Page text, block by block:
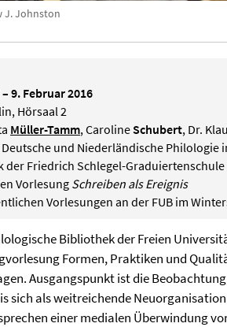
J. Johnston
– 9. Februar 2016
Hörsaal 2
Müller-Tamm, CarolineSchubert, Dr.
und Niederländische Philologie
der Friedrich Schlegel-Graduiertenschule
Vorlesung Schreiben als Ereignis
Vorlesungen an der FUB im
Bibliothek der Freien
Formen, Praktiken und
Ausgangspunkt ist die
sich als weitreichende
einer medialen Überwindung